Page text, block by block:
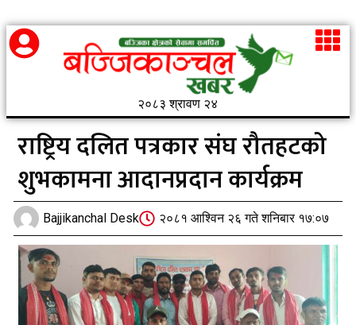
२०८३ श्रावण २४
राष्ट्रिय दलित पत्रकार संघ रौतहटको
शुभकामना आदानप्रदान कार्यक्रम
Bajjikanchal Desk २०८१ आश्विन २६ गते शनिबार १७:०७